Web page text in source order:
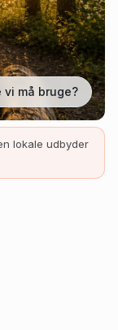
vi må bruge?
lokale udbyder